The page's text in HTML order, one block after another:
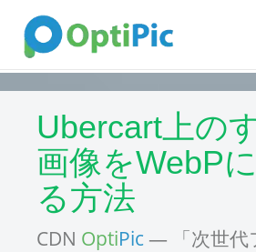
Ubercart上の
画像をWebP
る方法
CDN OptiPic — 「次世代